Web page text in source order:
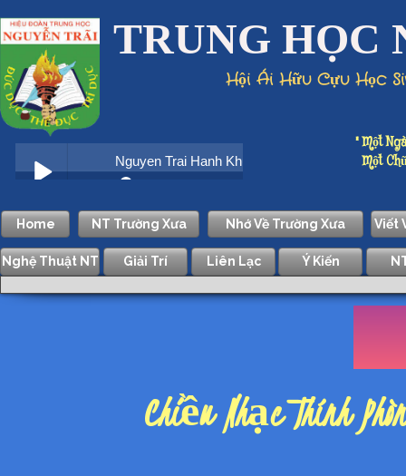
TRUNG HỌC
Hội Ái Hữu Cựu Học
" Một
Một
Home NT Trường Xưa Nhớ Về Trường Xưa Viết
Nghệ Thuật NT Giải Trí Liên Lạc Ý Kiến
Chiều Nhạc Thính